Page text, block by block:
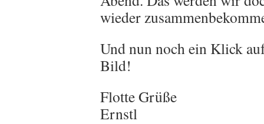
wieder
Und nun noch ein Klick
Bild!
Flotte Grüße
Ernstl